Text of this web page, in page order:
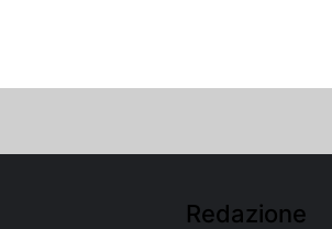
Redazione